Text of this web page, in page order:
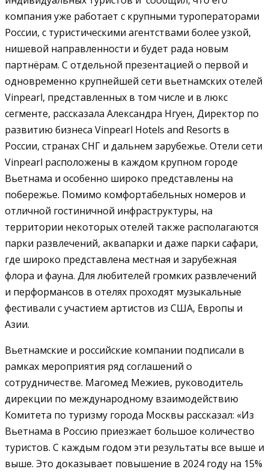
компания уже работает с крупными туроператорами
России, с туристическими агентствами более узкой,
нишевой направленности и будет рада новым
партнёрам. С отдельной презентацией о первой и
одновременно крупнейшей сети вьетнамских отелей
Vinpearl, представленных в том числе и в люкс
сегменте, рассказала Александра Нгуен, Директор по
развитию бизнеса Vinpearl Hotels and Resorts в
России, странах СНГ и дальнем зарубежье. Отели сети
Vinpearl расположены в каждом крупном городе
Вьетнама и особенно широко представлены на
побережье. Помимо комфортабельных номеров и
отличной гостиничной инфраструктуры, на
территории некоторых отелей также располагаются
парки развлечений, аквапарки и даже парки сафари,
где широко представлена местная и зарубежная
флора и фауна. Для любителей громких развлечений
и перформансов в отелях проходят музыкальные
фестивали с участием артистов из США, Европы и
Азии.
Вьетнамские и российские компании подписали в
рамках мероприятия ряд соглашений о
сотрудничестве. Магомед Межиев, руководитель
дирекции по международному взаимодействию
Комитета по туризму города Москвы рассказал: «Из
Вьетнама в Россию приезжает большое количество
туристов. С каждым годом эти результаты все выше и
выше. Это доказывает повышение в 2024 году на 15%